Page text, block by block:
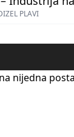
PLAVI
nijedna